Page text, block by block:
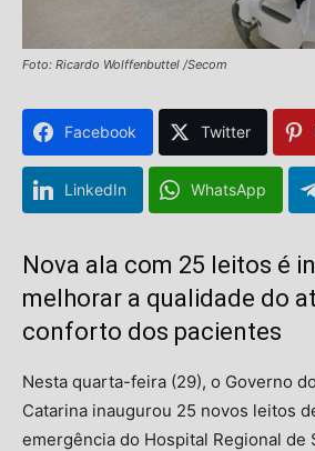
Foto: Ricardo Wolffenbuttel /Secom
Facebook Twitter
LinkedIn WhatsApp
Nova ala com 25 leitos é
melhorar a qualidade do
conforto dos pacientes
Nesta quarta-feira (29), o Governo
Catarina inaugurou 25 novos leitos
emergência do Hospital Regional de